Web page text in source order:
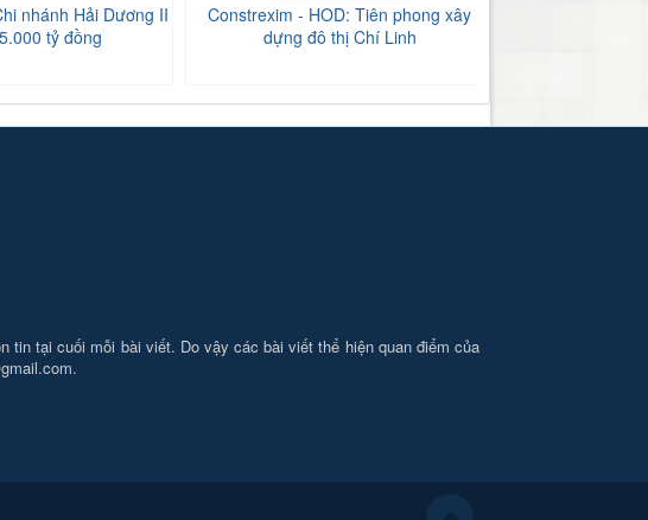
nhánh Hải Dương II
tỷ đồng
Constrexim - HOD: Tiên phong xây
dựng đô thị Chí Linh
tại cuối mỗi bài viết. Do vậy các bài viết thể hiện quan điểm của
.